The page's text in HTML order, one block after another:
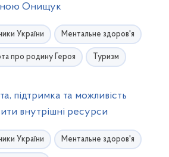
Онищук
України Ментальне здоров'я
про родину Героя Туризм
підтримка та можливість
внутрішні ресурси
України Ментальне здоров'я